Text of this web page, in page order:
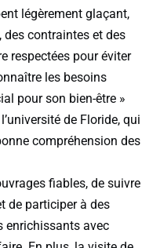
légèrement glaçant,
, des contraintes et des
respectées pour éviter
les besoins
pour son bien-être »
de Floride, qui
compréhension des
fiables, de suivre
de participer à des
enrichissants avec